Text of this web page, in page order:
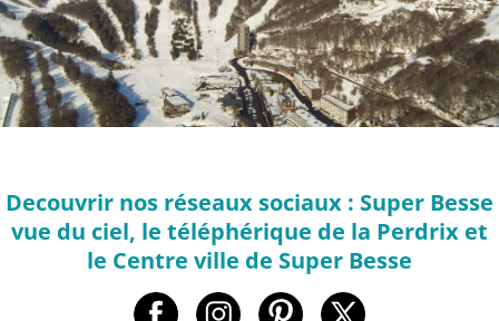
Decouvrir nos réseaux sociaux : Super Besse
vue du ciel, le téléphérique de la Perdrix et
le Centre ville de Super Besse